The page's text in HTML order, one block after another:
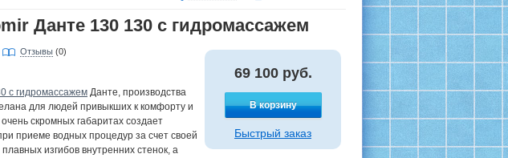
Данте 130 130 с гидромассажем
Отзывы (0)
с гидромассажем Данте, производства
для людей привыкших к комфорту и
скромных габаритах создает
приеме водных процедур за счет своей
изгибов внутренних стенок, а
69 100 руб.
В корзину
Быстрый заказ